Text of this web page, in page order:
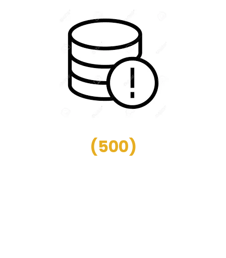
(500)